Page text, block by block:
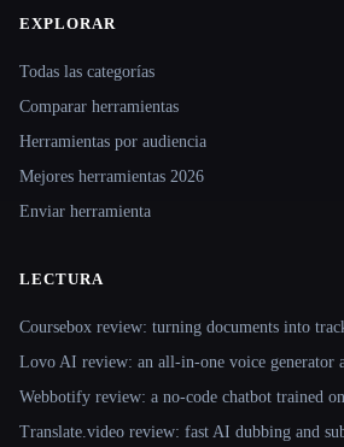
Site navigation
EXPLORAR
Todas las categorías
Comparar herramientas
Herramientas por audiencia
Mejores herramientas 2026
Enviar herramienta
LECTURA
Coursebox review: turning documents into
Lovo AI review: an all-in-one voice generator
Webbotify review: a no-code chatbot trained
Translate.video review: fast AI dubbing and